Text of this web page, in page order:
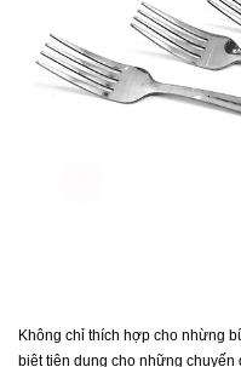
Không chỉ thích hợp cho nhừng
biệt tiện dụng cho những chuyến